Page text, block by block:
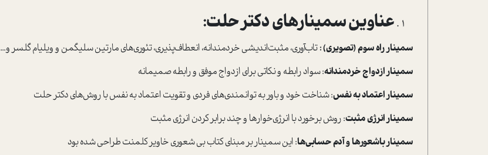
عناوین سمینارهای دکتر حلت:
سمینار راه سوم (تصویری) :تاب‌آوري، مثبت‌انديشي خردمندانه، انعطاف‌پذيري، تئوري‌هاي مارتين سليگمن و ويليام گلسر و...
سمینار ازدواج خردمندانه: سواد رابطه و نکاتی برای ازدواج موفق و رابطه صمیمانه
سمینار اعتماد به نفس: شناخت خود و باور به توانمندی‌های فردی و تقویت اعتماد به نفس با روش‌های دکتر حلت
سمینار انرژی مثبت: روش برخورد با انرژی‌خوارها و چند برابر کردن انرژی مثبت
سمینار باشعورها و آدم حسابی‌ها: این سمینار بر مبنای کتاب بی شعوری خاویر کلمنت طراحی شده بود